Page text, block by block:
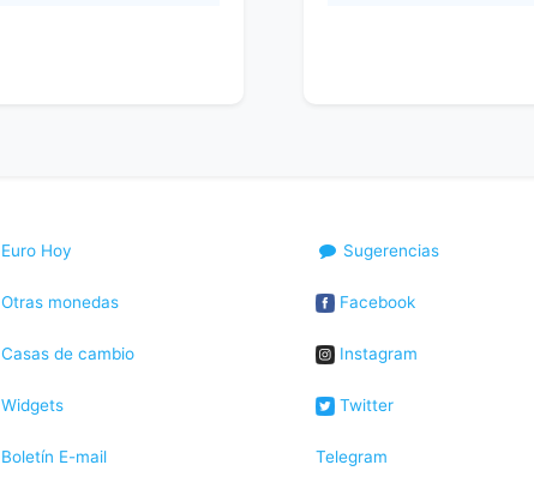
Euro Hoy
Otras monedas
Casas de cambio
Widgets
Boletín E-mail
Sugerencias
Facebook
Instagram
Twitter
Telegram